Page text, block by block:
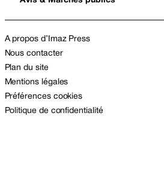
A propos d’Imaz Press
Nous contacter
Plan du site
Mentions légales
Préférences cookies
Politique de confidentialité